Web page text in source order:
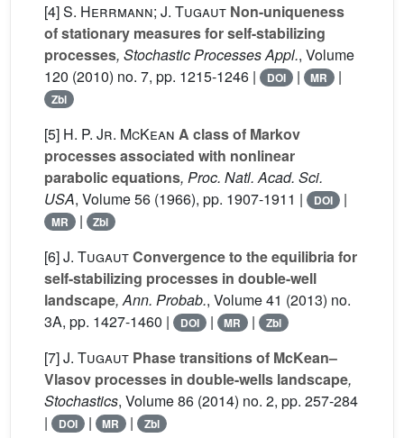
[4]S. Herrmann; J. Tugaut Non-uniqueness
of stationary measures for self-stabilizing
processes, Stochastic Processes Appl., Volume
120 (2010) no. 7, pp. 1215-1246 | DOI | MR |
Zbl
[5] H. P. Jr. McKean A class of Markov
processes associated with nonlinear
parabolic equations, Proc. Natl. Acad. Sci.
USA, Volume 56 (1966), pp. 1907-1911 | DOI |
MR | Zbl
[6]J. TugautConvergence to the equilibria for
self-stabilizing processes in double-well
landscape, Ann. Probab., Volume 41 (2013) no.
3A, pp. 1427-1460 |
DOI | MR | Zbl
[7]J. Tugaut Phase transitions of McKean–
Vlasov processes in double-wells landscape,
Stochastics, Volume 86 (2014) no. 2, pp. 257-284
|
DOI | MR | Zbl